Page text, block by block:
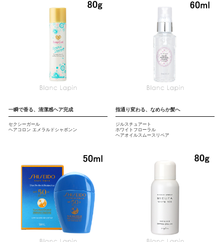
一瞬で香る、清潔感ヘア完成
セクシーガール
ヘアコロン エメラルドシャボンン
指通り変わる、なめらか髪へ
ジルスチュアート
ホワイトフローラル
ヘアオイルスムースリペア